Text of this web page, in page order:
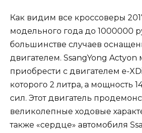
Как видим все кроссоверы
модельного года до 1000000
большинстве случаев
двигателем. SsangYong Actyon
приобрести с двигателем e-
которого 2 литра, а мощность
сил. Этот двигатель
великолепные ходовые
также «сердце» автомобиля